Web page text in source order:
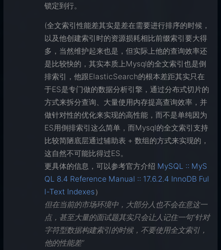
锁定到行。
(全文索引性能差其实是差在需要进行排序的时候，
以及他创建索引时的资源损耗相比前缀索引要大得
多，当然维护起来也是，但实际上他的查询效率还
是比较快的，其实本质上Mysql的全文索引也是倒
排索引，他跟ElasticSearch的根本差距其实只在
于ES是专门做的数据分析引擎，通过分布式切片的
方式来拆分查询、大量使用内存提高查询效率，并
做针对性的优化来实现的高性能，而不是单纯因为
ES用倒排索引这么简单，而Mysql的全文索引支持
比较简陋底层通过辅助表 + 数组的方式来实现的，
这自然不可能比得过ES。
更具体的信息，可以参考官方介绍 MySQL :: MyS
QL 8.4 Reference Manual :: 17.6.2.4 InnoDB Ful
l-Text Indexes）
但在当前的市场环境中，大部分人也不会在意这一
点，甚至大量的面试题其实只会让人记住一句“针对
字符型数据构建索引的时候，不要使用全文索引，
他的性能差”